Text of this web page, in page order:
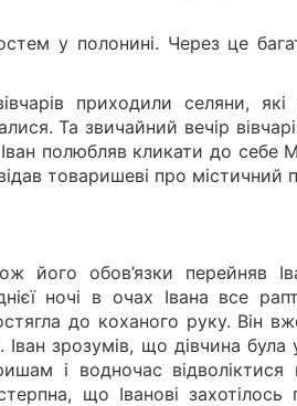
у полонині. Через це
приходили селяни,
Та звичайний вечір
полюбляв кликати до себе
товаришеві про містичний
його обов’язки перейняв
ночі в очах Івана все
до коханого руку. Він
Іван зрозумів, що дівчина
і водночас
що Іванові